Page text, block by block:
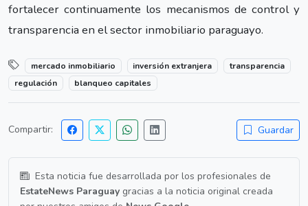
fortalecer continuamente los mecanismos de control y
transparencia en el sector inmobiliario paraguayo.
mercado inmobiliario inversión extranjera
transparencia
regulación
blanqueo capitales
Compartir: Guardar
Esta noticia fue desarrollada por los profesionales de
EstateNews Paraguay gracias a la noticia original creada